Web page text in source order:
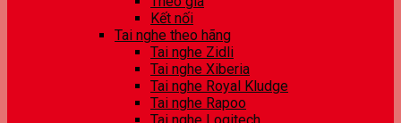
Kết nối
Tai nghe theo hãng
Tai nghe Zidli
Tai nghe Xiberia
Tai nghe Royal Kludge
Tai nghe Rapoo